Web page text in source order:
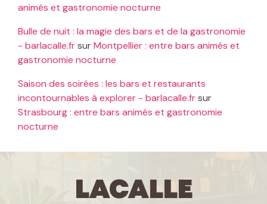
animés et gastronomie nocturne
Bulle de nuit : la magie des bars et de la gastronomie
- barlacalle.frsurMontpellier : entre bars animés et
gastronomie nocturne
Saison des soirées : les bars et restaurants
incontournables à explorer - barlacalle.frsur
Strasbourg : entre bars animés et gastronomie
nocturne
LaCalle